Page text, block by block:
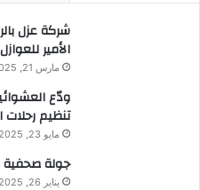
شركة عزل
الأمير للعوازل
مارس 21, 2025
ودّع
تنظيم
مايو 23, 2025
جولة صحفية
يناير 26, 2025